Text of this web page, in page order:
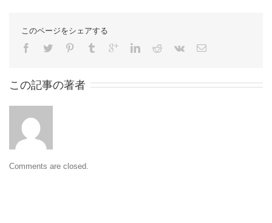
このページをシェアする
この記事の著者
Comments are closed.